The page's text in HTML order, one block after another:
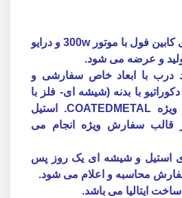
تمامی درب های کابین فول با موتور 300w و درایو
درب با ابعاد خاص سفارشی و
با بدنه (شیشه ای- فلز با
رنگ و پوشش ویژه COATEDMETAL. استیل
قالب سفارش ویژه انجام می
استیل و شیشه ای یک روز پس
محاسبه و اعلام می شود.
ایتالیا می باشد.